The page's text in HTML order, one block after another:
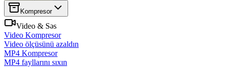
Kompresor
Video & Səs
Video Kompresor
Video ölçüsünü azaldın
MP4 Kompresor
MP4 fayllarını sıxın